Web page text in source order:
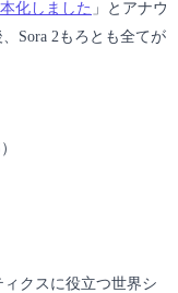
化しました 」とアナウ
Sora 2もろとも全てが
ィクスに役立つ世界シ